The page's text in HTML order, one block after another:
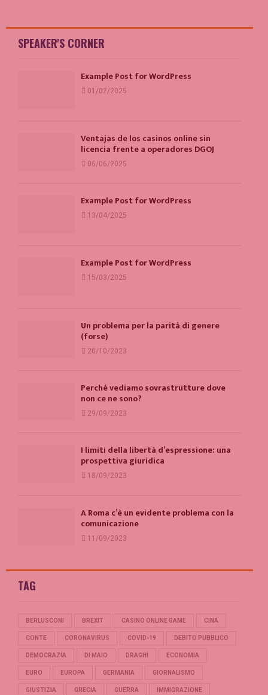
SPEAKER'S CORNER
Example Post for WordPress
01/07/2025
Ventajas de los casinos online sin
licencia frente a operadores DGOJ
06/06/2025
Example Post for WordPress
13/04/2025
Example Post for WordPress
15/03/2025
Un problema per la parità di genere
(forse)
20/10/2023
Perché vediamo sovrastrutture dove
non ce ne sono?
29/09/2023
I limiti della libertà d’espressione: una
prospettiva giuridica
18/09/2023
A Roma c’è un evidente problema con la
comunicazione
11/09/2023
TAG
BERLUSCONI BREXIT CASINO ONLINE GAME CINA
CONTE CORONAVIRUS COVID-19 DEBITO PUBBLICO
DEMOCRAZIA DI MAIO DRAGHI ECONOMIA
EURO EUROPA GERMANIA GIORNALISMO
GIUSTIZIA GRECIA GUERRA IMMIGRAZIONE